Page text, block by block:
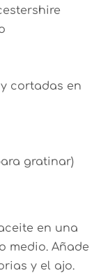
cortadas en
gratinar)
en una
medio. Añade
y el ajo.